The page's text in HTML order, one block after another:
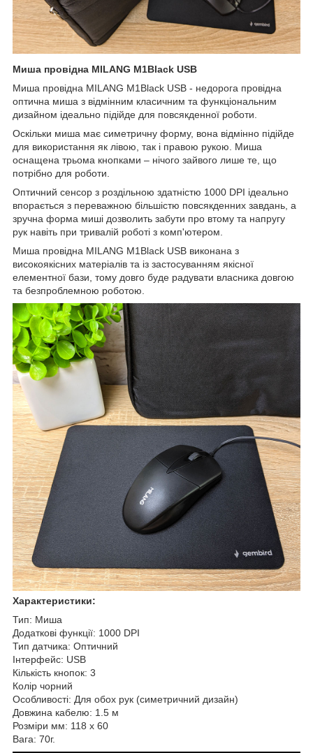
Миша провідна MILANG M1Black USB
Миша провідна MILANG M1Black USB - недорога провідна
оптична миша з відмінним класичним та функціональним
дизайном ідеально підійде для повсякденної роботи.
Оскільки миша має симетричну форму, вона відмінно підійде
для використання як лівою, так і правою рукою. Миша
оснащена трьома кнопками – нічого зайвого лише те, що
потрібно для роботи.
Оптичний сенсор з роздільною здатністю 1000 DPI ідеально
впорається з переважною більшістю повсякденних завдань, а
зручна форма миші дозволить забути про втому та напругу
рук навіть при тривалій роботі з комп'ютером.
Миша провідна MILANG M1Black USB виконана з
високоякісних матеріалів та із застосуванням якісної
елементної бази, тому довго буде радувати власника довгою
та безпроблемною роботою.
Характеристики:
Тип: Миша
Додаткові функції: 1000 DPI
Тип датчика: Оптичний
Інтерфейс: USB
Кількість кнопок: 3
Колір чорний
Особливості: Для обох рук (симетричний дизайн)
Довжина кабелю: 1.5 м
Розміри мм: 118 x 60
Вага: 70г.